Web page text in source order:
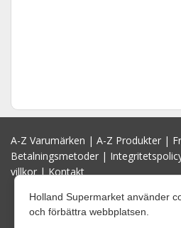
A-Z Varumärken | A-Z Produkter |
Betalningsmetoder |
villkor|Kontakt
Holland Supermarket använder
och förbättra webbplatsen.